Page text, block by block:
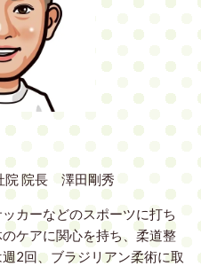
院 院長 澤田剛秀
カーなどのスポーツに打ち
ケアに関心を持ち、柔道整
2回、ブラジリアン柔術に取